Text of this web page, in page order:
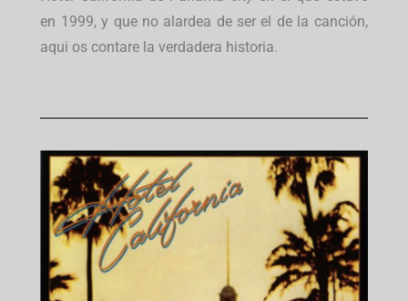
en 1999, y que no alardea de ser el de la canción,
aqui os contare la verdadera historia.